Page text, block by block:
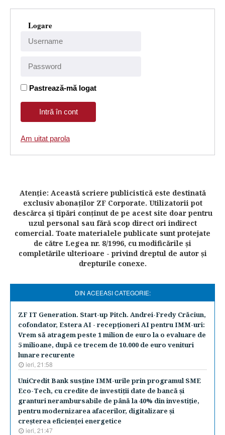
Logare
Pastrează-mă logat
Am uitat parola
Atenţie: Această scriere publicistică este destinată
exclusiv abonaţilor ZF Corporate. Utilizatorii pot
descărca şi tipări conţinut de pe acest site doar pentru
uzul personal sau fără scop direct ori indirect
comercial. Toate materialele publicate sunt protejate
de către Legea nr. 8/1996, cu modificările şi
completările ulterioare - privind dreptul de autor şi
drepturile conexe.
DIN ACEEASI CATEGORIE:
ZF IT Generation. Start-up Pitch. Andrei-Fredy Crăciun,
cofondator, Estera AI - recepţioneri AI pentru IMM-uri:
Vrem să atragem peste 1 milion de euro la o evaluare de
5 milioane, după ce trecem de 10.000 de euro venituri
lunare recurente
ieri, 21:58
UniCredit Bank susţine IMM-urile prin programul SME
Eco-Tech, cu credite de investiţii date de bancă şi
granturi nerambursabile de până la 40% din investiţie,
pentru modernizarea afacerilor, digitalizare şi
creşterea eficienţei energetice
ieri, 21:47